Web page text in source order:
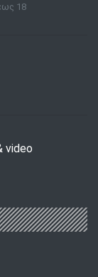
18
video